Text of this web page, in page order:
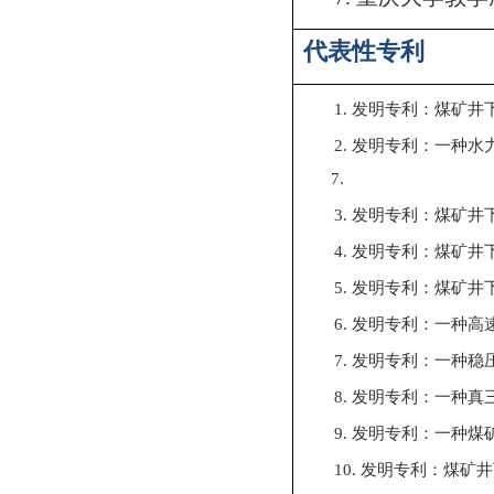
代表性专利
1. 发明专利：煤矿井
2. 发明专利：一种水
7.
3. 发明专利：煤矿井
4. 发明专利：煤矿井
5. 发明专利：煤矿井
6. 发明专利：一种高
7. 发明专利：一种稳
8. 发明专利：一种真
9. 发明专利：一种煤
10. 发明专利：煤矿